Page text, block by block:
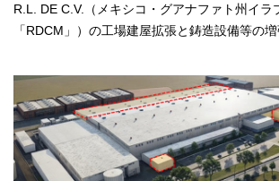
R.L. DE C.V.（メキシコ・グアナファト州イラ
「RDCM」）の工場建屋拡張と鋳造設備等の増